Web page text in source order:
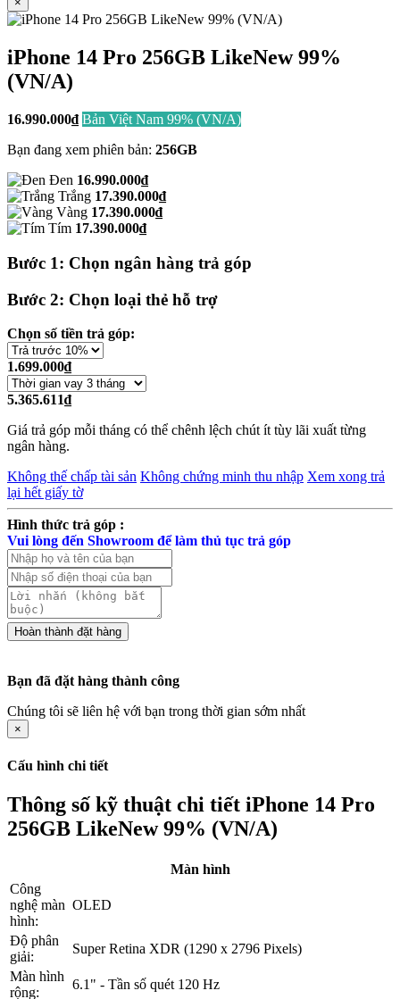
iPhone 14 Pro 256GB LikeNew 99%
(VN/A)
16.990.000₫ Bản Việt Nam 99% (VN/A)
Bạn đang xem phiên bản: 256GB
Đen 16.990.000₫
Trắng 17.390.000₫
Vàng 17.390.000₫
Tím 17.390.000₫
Bước 1: Chọn ngân hàng trả góp
Bước 2: Chọn loại thẻ hỗ trợ
Chọn số tiền trả góp:
1.699.000₫
5.365.611₫
Giá trả góp mỗi tháng có thể chênh lệch chút ít tùy lãi xuất từng
ngân hàng.
Không thế chấp tài sản Không chứng minh thu nhập Xem xong trả
lại hết giấy tờ
Hình thức trả góp :
Vui lòng đến Showroom để làm thủ tục trả góp
Bạn đã đặt hàng thành công
Chúng tôi sẽ liên hệ với bạn trong thời gian sớm nhất
×
Cấu hình chi tiết
Thông số kỹ thuật chi tiết iPhone 14 Pro
256GB LikeNew 99% (VN/A)
Màn hình
Công
nghệ màn
hình:
OLED
Độ phân
giải:
Super Retina XDR (1290 x 2796 Pixels)
Màn hình
rộng:
6.1" - Tần số quét 120 Hz